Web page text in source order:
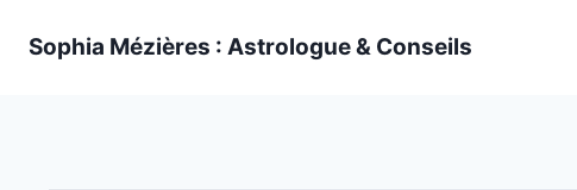
Sophia Mézières : Astrologue & Conseils